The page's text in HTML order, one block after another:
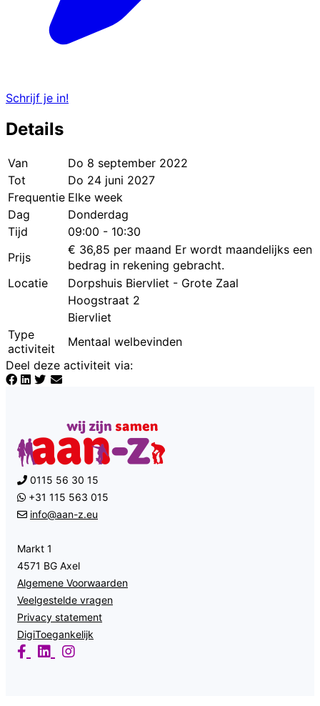
Schrijf je in!
Details
Van
Do 8 september 2022
Tot
Do 24 juni 2027
Frequentie Elke week
Dag
Donderdag
Tijd
09:00 - 10:30
Prijs
€ 36,85 per maand Er wordt maandelijks een
bedrag in rekening gebracht.
Locatie
Dorpshuis Biervliet - Grote Zaal
Hoogstraat 2
Biervliet
Type
activiteit
Mentaal welbevinden
Deel deze activiteit via:
0115 56 30 15
+31 115 563 015
info@aan-z.eu
Markt 1
4571 BG Axel
Algemene Voorwaarden
Veelgestelde vragen
Privacy statement
DigiToegankelijk